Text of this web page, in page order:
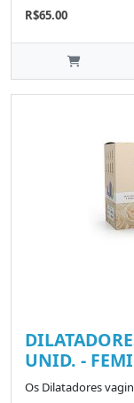
R$65.00
UNID. -
Os Dilatadores